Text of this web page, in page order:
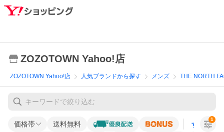
ZOZOTOWN Yahoo!店
ZOZOTOWN Yahoo!店 人気ブランドから探す メンズ THE NORTH
価格帯 送料無料 すべての条
1